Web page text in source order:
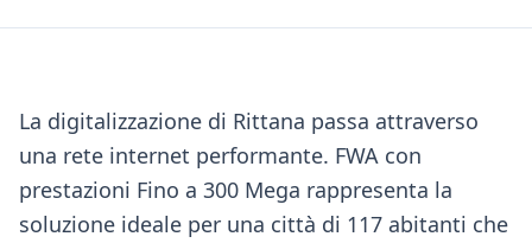
La digitalizzazione di Rittana passa attraverso
una rete internet performante. FWA con
prestazioni Fino a 300 Mega rappresenta la
soluzione ideale per una città di 117 abitanti che